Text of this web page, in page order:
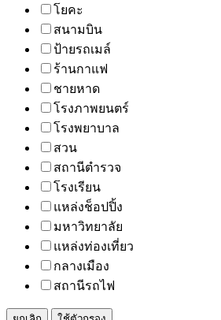
โยคะ
สนามบิน
ป้ายรถเมล์
ร้านกาแฟ
ชายหาด
โรงภาพยนตร์
โรงพยาบาล
สวน
สถานีตำรวจ
โรงเรียน
แหล่งช็อปปิ้ง
มหาวิทยาลัย
แหล่งท่องเที่ยว
กลางเมือง
สถานีรถไฟ